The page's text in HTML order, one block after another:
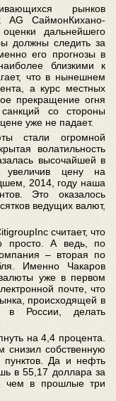
рынков
AG СаймонКихано-
дальнейшего
должны следить за
его прогнозы в
близкими к
что в нынешнем
а курс местных
прекращение огня
со стороны
уже не падает.
стали огромной
волатильность
высочайшей в
цену на
2014, году наша
Это оказалось
ведущих валют,
считает, что
просто. А ведь, по
– вторая по
Именно Чакаров
уже в первом
почте, что
происходящей в
в России, делать
на 4,4 процента.
снизил собственную
пунктов. Да и нефть
в 55,17 доллара за
чем в прошлые три